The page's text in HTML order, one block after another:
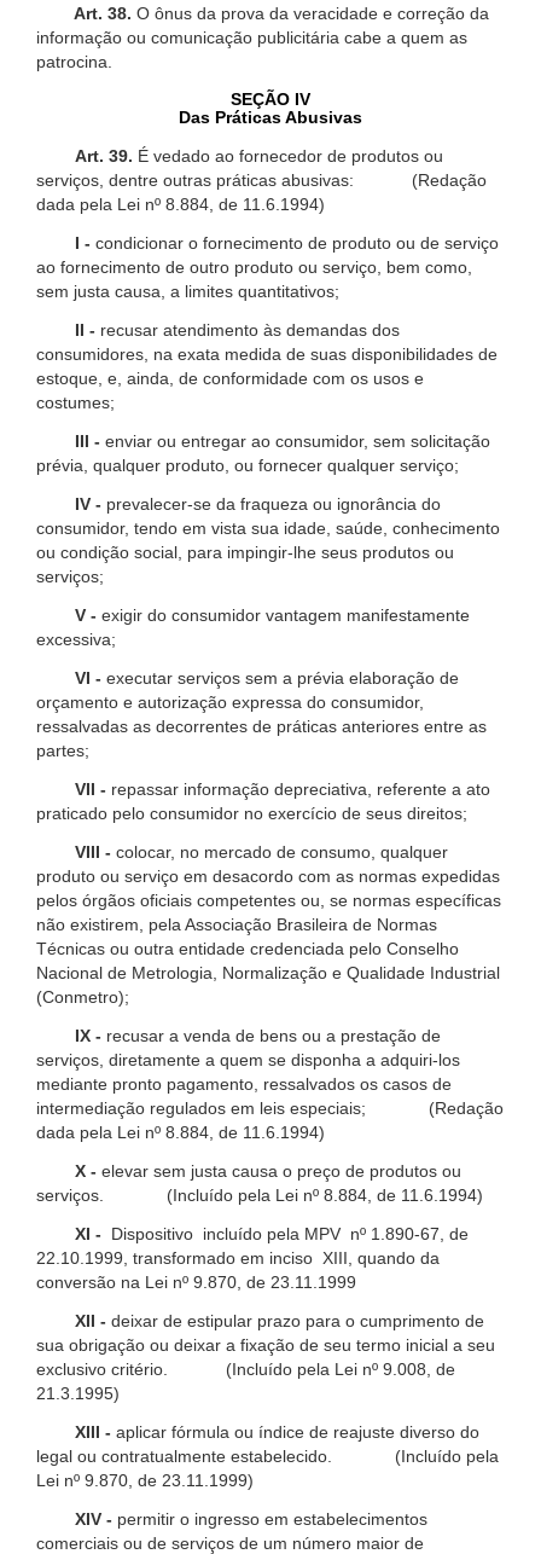
Art. 38. O ônus da prova da veracidade e correção da
informação ou comunicação publicitária cabe a quem as
patrocina.
SEÇÃO IV
Das Práticas Abusivas
Art. 39. É vedado ao fornecedor de produtos ou
serviços, dentre outras práticas abusivas: (Redação
dada pela Lei nº 8.884, de 11.6.1994)
I - condicionar o fornecimento de produto ou de serviço
ao fornecimento de outro produto ou serviço, bem como,
sem justa causa, a limites quantitativos;
II - recusar atendimento às demandas dos
consumidores, na exata medida de suas disponibilidades de
estoque, e, ainda, de conformidade com os usos e
costumes;
III - enviar ou entregar ao consumidor, sem solicitação
prévia, qualquer produto, ou fornecer qualquer serviço;
IV - prevalecer-se da fraqueza ou ignorância do
consumidor, tendo em vista sua idade, saúde, conhecimento
ou condição social, para impingir-lhe seus produtos ou
serviços;
V - exigir do consumidor vantagem manifestamente
excessiva;
VI - executar serviços sem a prévia elaboração de
orçamento e autorização expressa do consumidor,
ressalvadas as decorrentes de práticas anteriores entre as
partes;
VII - repassar informação depreciativa, referente a ato
praticado pelo consumidor no exercício de seus direitos;
VIII - colocar, no mercado de consumo, qualquer
produto ou serviço em desacordo com as normas expedidas
pelos órgãos oficiais competentes ou, se normas específicas
não existirem, pela Associação Brasileira de Normas
Técnicas ou outra entidade credenciada pelo Conselho
Nacional de Metrologia, Normalização e Qualidade Industrial
(Conmetro);
IX - recusar a venda de bens ou a prestação de
serviços, diretamente a quem se disponha a adquiri-los
mediante pronto pagamento, ressalvados os casos de
intermediação regulados em leis especiais; (Redação
dada pela Lei nº 8.884, de 11.6.1994)
X - elevar sem justa causa o preço de produtos ou
serviços. (Incluído pela Lei nº 8.884, de 11.6.1994)
XI -
Dispositivo incluído pela MPV nº 1.890-67, de
22.10.1999, transformado em inciso XIII, quando da
conversão na Lei nº 9.870, de 23.11.1999
XII - deixar de estipular prazo para o cumprimento de
sua obrigação ou deixar a fixação de seu termo inicial a seu
exclusivo critério. (Incluído pela Lei nº 9.008, de
21.3.1995)
XIII - aplicar fórmula ou índice de reajuste diverso do
legal ou contratualmente estabelecido. (Incluído pela
Lei nº 9.870, de 23.11.1999)
XIV - permitir o ingresso em estabelecimentos
comerciais ou de serviços de um número maior de